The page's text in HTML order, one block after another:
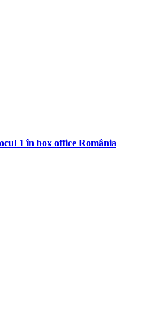
1 în box office România